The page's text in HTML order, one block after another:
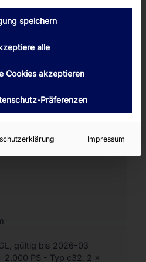
gültig bis 2026-03
2.000 PS - Typ c32, 2 x
speichern
alle
Cookies akzeptieren
Präferenzen
Impressum